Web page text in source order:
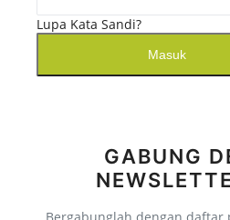
Peduli Dakwah
Peduli Pendidikan
Layanan
Login Donatur
Lupa Kata Sandi?
Masuk
GABUNG